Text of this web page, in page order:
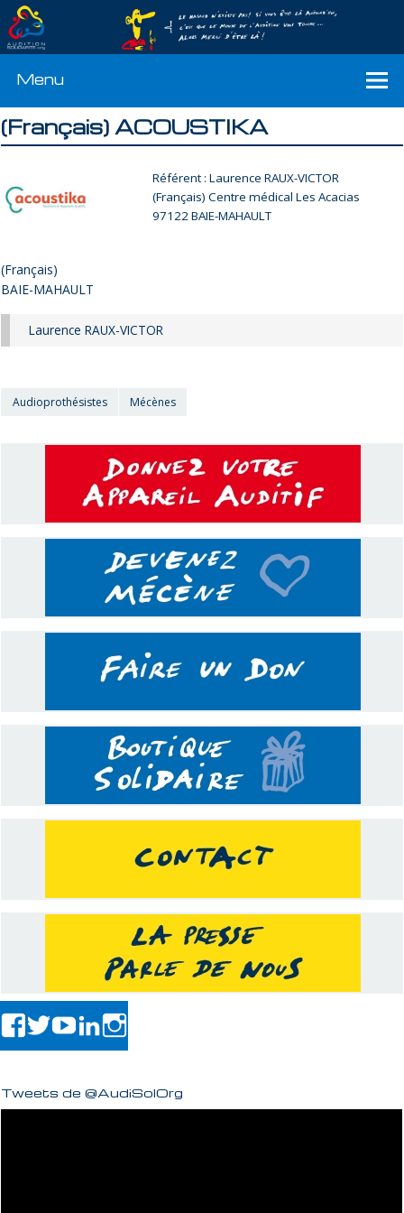
Menu
(Français) ACOUSTIKA
Référent : Laurence RAUX-VICTOR
(Français) Centre médical Les Acacias
97122 BAIE-MAHAULT
(Français)
BAIE-MAHAULT
Laurence RAUX-VICTOR
Audioprothésistes Mécènes
Tweets de @AudiSolOrg